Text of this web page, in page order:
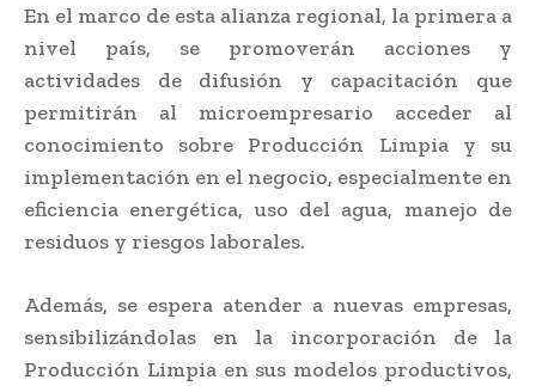
En el marco de esta alianza regional, la primera a
nivel país, se promoverán acciones y
actividades de difusión y capacitación que
permitirán al microempresario acceder al
conocimiento sobre Producción Limpia y su
implementación en el negocio, especialmente en
eficiencia energética, uso del agua, manejo de
residuos y riesgos laborales.
Además, se espera atender a nuevas empresas,
sensibilizándolas en la incorporación de la
Producción Limpia en sus modelos productivos,